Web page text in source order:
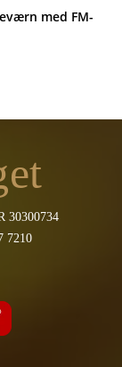
med FM-
30300734
7210